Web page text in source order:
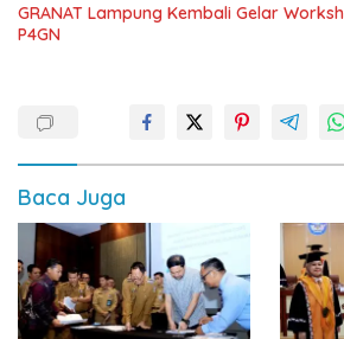
GRANAT Lampung Kembali Gelar
P4GN
Baca Juga